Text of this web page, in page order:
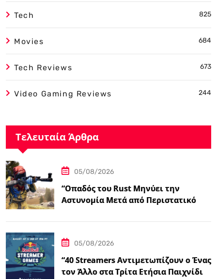
Tech 825
Movies 684
Tech Reviews 673
Video Gaming Reviews 244
Τελευταία Άρθρα
05/08/2026
“Οπαδός του Rust Μηνύει την
Αστυνομία Μετά από Περιστατικό
Παραπληγικό”
05/08/2026
“40 Streamers Αντιμετωπίζουν ο Ένας
τον Άλλο στα Τρίτα Ετήσια Παιχνίδια